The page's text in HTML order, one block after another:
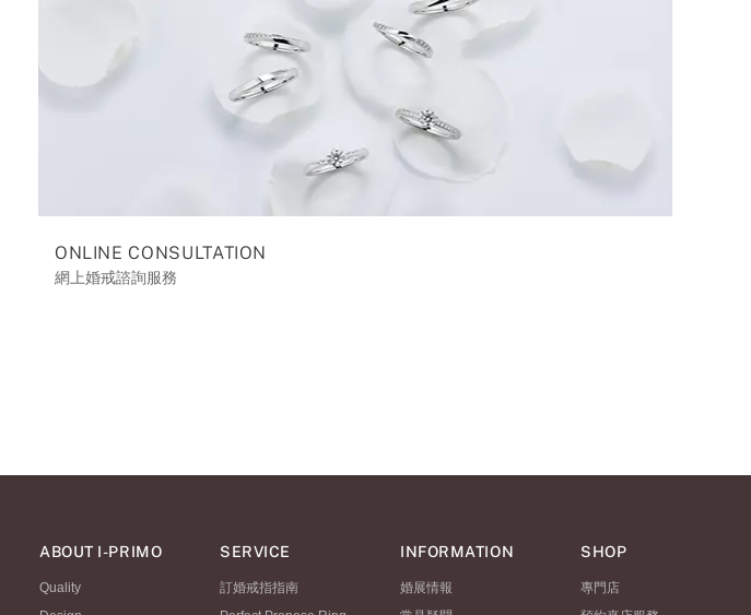
ONLINE CONSULTATION
網上婚戒諮詢服務
ABOUT I-PRIMO
Quality
SERVICE
訂婚戒指指南
INFORMATION
婚展情報
SHOP
專門店